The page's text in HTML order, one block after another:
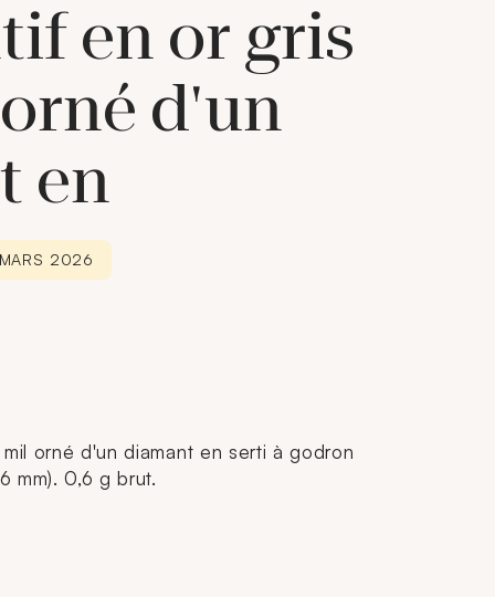
en or gris
d'un
en
2026
orné d'un diamant en serti à godron
mm). 0,6 g brut.